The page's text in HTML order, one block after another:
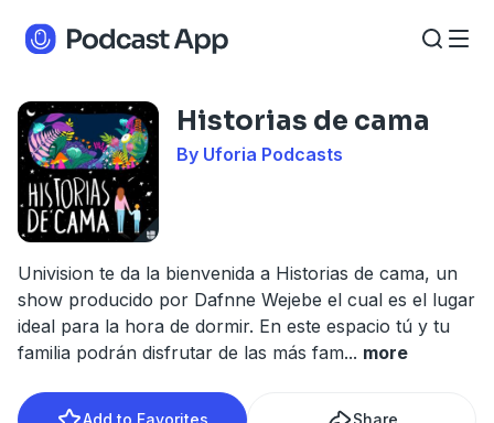
Historias de cama
By Uforia Podcasts
Univision te da la bienvenida a Historias de cama, un
show producido por Dafnne Wejebe el cual es el lugar
ideal para la hora de dormir. En este espacio tú y tu
familia podrán disfrutar de las más fam... more
Add to Favorites Share